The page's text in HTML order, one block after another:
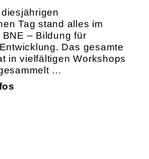
Tag stand alles im
– Bildung für
Das gesamte
in vielfältigen Workshops
…